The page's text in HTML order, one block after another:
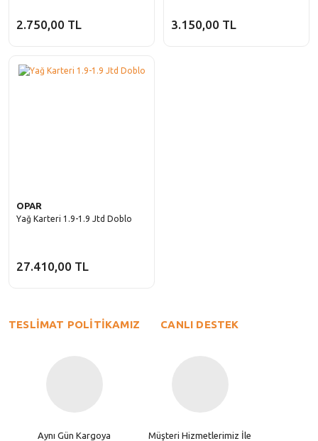
2.750,00 TL 3.150,00 TL
OPAR
Yağ Karteri 1.9-1.9 Jtd Doblo
27.410,00 TL
TESLİMAT POLİTİKAMIZ
Aynı Gün Kargoya
CANLI DESTEK
Müşteri Hizmetlerimiz İle